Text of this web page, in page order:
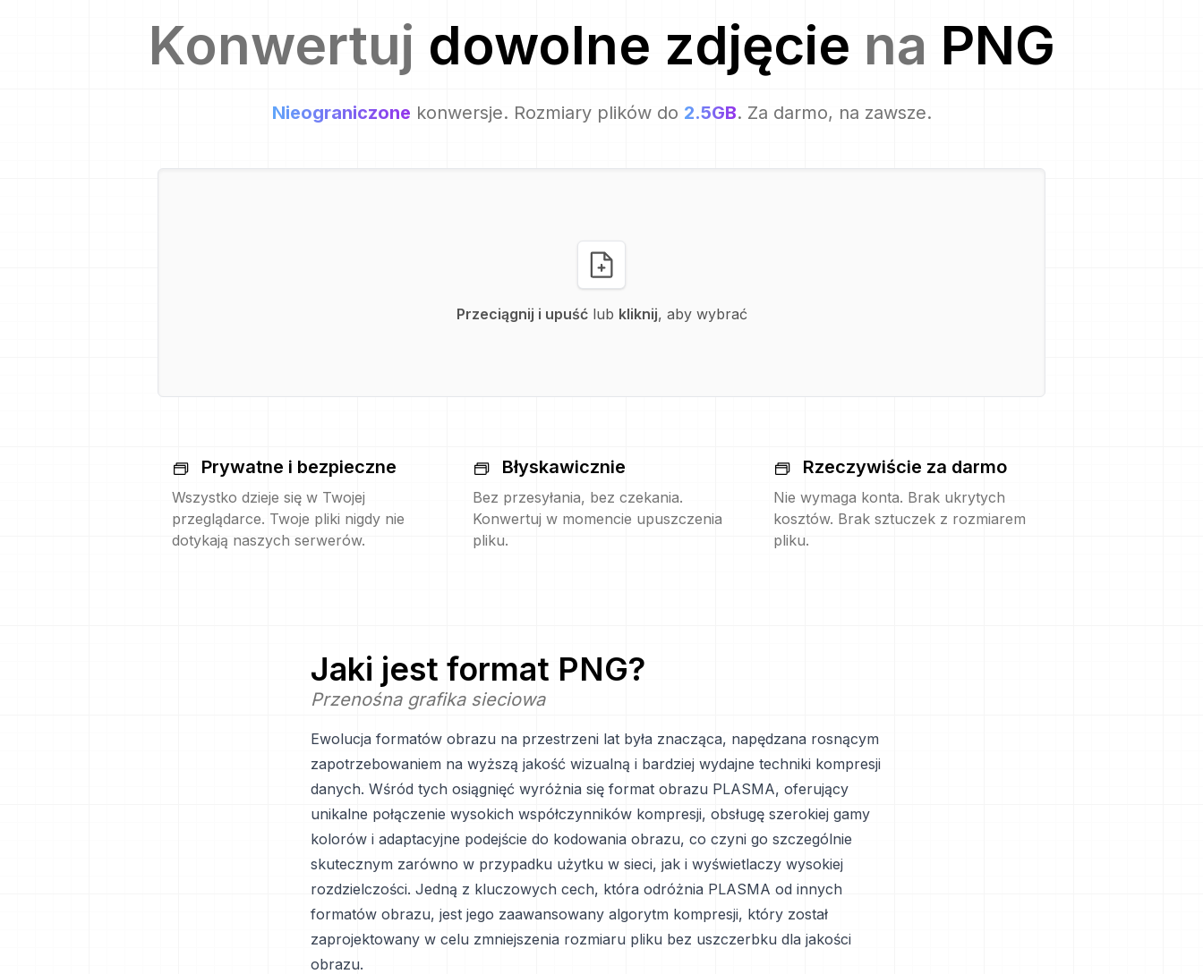
Konwertuj dowolne zdjęcie na PNG
Nieograniczone konwersje. Rozmiary plików do 2.5GB. Za darmo, na zawsze.
Przeciągnij i upuść lub kliknij, aby wybrać
Prywatne i bezpieczne
Wszystko dzieje się w Twojej
przeglądarce. Twoje pliki nigdy nie
dotykają naszych serwerów.
Błyskawicznie
Bez przesyłania, bez czekania.
Konwertuj w momencie upuszczenia
pliku.
Rzeczywiście za darmo
Nie wymaga konta. Brak ukrytych
kosztów. Brak sztuczek z rozmiarem
pliku.
Jaki jest format PNG?
Przenośna grafika sieciowa
Ewolucja formatów obrazu na przestrzeni lat była znacząca, napędzana rosnącym
zapotrzebowaniem na wyższą jakość wizualną i bardziej wydajne techniki kompresji
danych. Wśród tych osiągnięć wyróżnia się format obrazu PLASMA, oferujący
unikalne połączenie wysokich współczynników kompresji, obsługę szerokiej gamy
kolorów i adaptacyjne podejście do kodowania obrazu, co czyni go szczególnie
skutecznym zarówno w przypadku użytku w sieci, jak i wyświetlaczy wysokiej
rozdzielczości. Jedną z kluczowych cech, która odróżnia PLASMA od innych
formatów obrazu, jest jego zaawansowany algorytm kompresji, który został
zaprojektowany w celu zmniejszenia rozmiaru pliku bez uszczerbku dla jakości
obrazu.